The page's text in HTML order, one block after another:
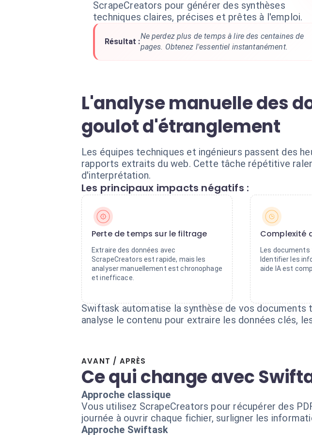
ScrapeCreators pour générer des synthèses
techniques claires, précises et prêtes à l'emploi.
Résultat :
Ne perdez plus de temps à lire des centaines de
pages. Obtenez l'essentiel instantanément.
L'analyse manuelle des
goulot d'étranglement
Les équipes techniques et ingénieurs passent des
rapports extraits du web. Cette tâche répétitive
d'interprétation.
Les principaux impacts négatifs :
Perte de temps sur le filtrage
Extraire des données avec
ScrapeCreators est rapide, mais les
analyser manuellement est chronophage
et inefficace.
Complexité
Les
Identifier les
aide IA est
Swiftask automatise la synthèse de vos
analyse le contenu pour extraire les données clés,
AVANT / APRÈS
Ce qui change avec
Approche classique
Vous utilisez ScrapeCreators pour récupérer des
journée à ouvrir chaque fichier, surligner les
Approche Swiftask